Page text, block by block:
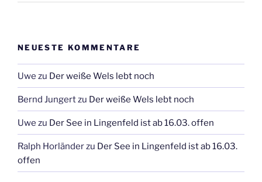
NEUESTE KOMMENTARE
Uwe zu Der weiße Wels lebt noch
Bernd Jungertzu Der weiße Wels lebt noch
Uwe zu Der See in Lingenfeld ist ab 16.03. offen
Ralph Horländerzu Der See in Lingenfeld ist ab 16.03.
offen